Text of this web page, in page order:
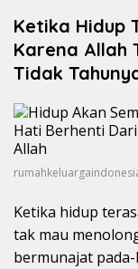
Ketika Hidup
Karena Allah
Tidak
Ketika hidup
tak mau
bermunajat